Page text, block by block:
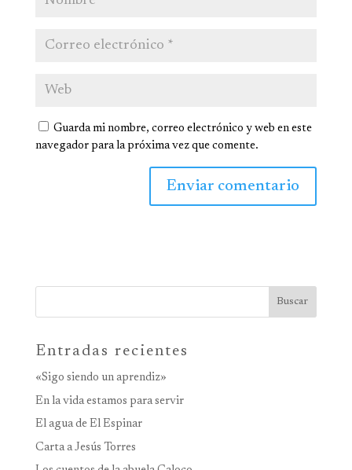
Guarda mi nombre, correo electrónico y web en este
navegador para la próxima vez que comente.
Buscar
Entradas recientes
«Sigo siendo un aprendiz»
En la vida estamos para servir
El agua de El Espinar
Carta a Jesús Torres